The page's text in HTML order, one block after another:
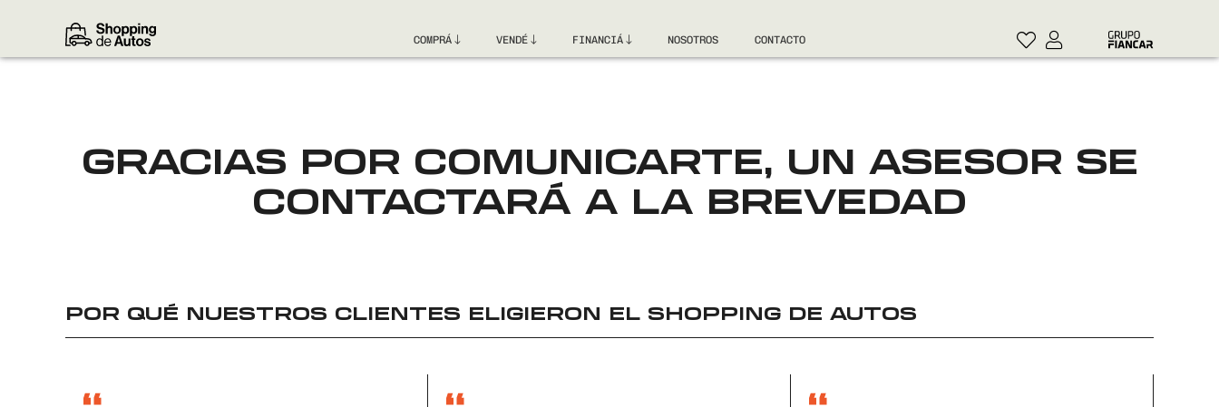
COMPRÁ VENDÉ FINANCIÁ NOSOTROS CONTACTO
GRACIAS POR COMUNICARTE, UN ASESOR SE
CONTACTARÁ A LA BREVEDAD
POR QUÉ NUESTROS CLIENTES ELIGIERON EL SHOPPING DE AUTOS